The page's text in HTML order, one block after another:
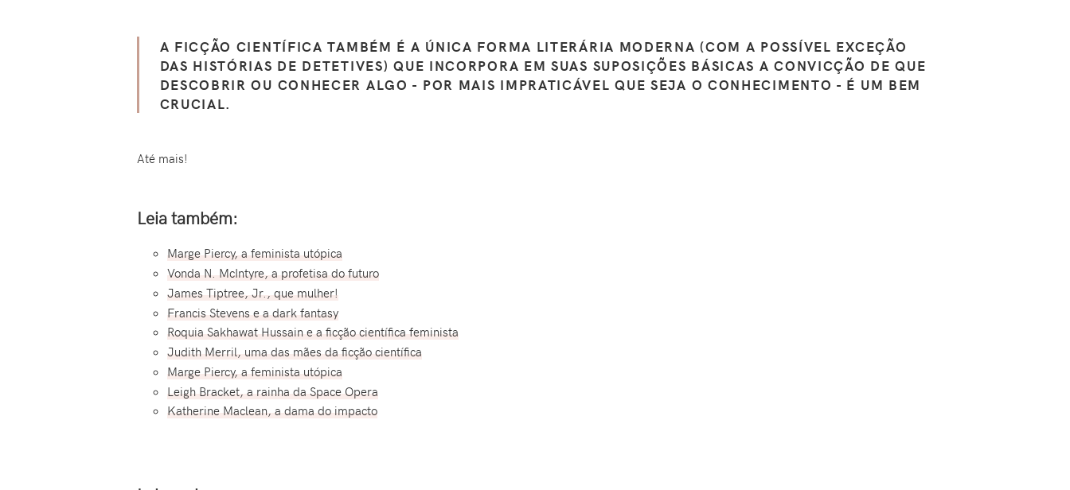
A FICÇÃO CIENTÍFICA TAMBÉM É A ÚNICA FORMA LITERÁRIA MODERNA (COM A POSSÍVEL EXCEÇÃO
DAS HISTÓRIAS DE DETETIVES) QUE INCORPORA EM SUAS SUPOSIÇÕES BÁSICAS A CONVICÇÃO DE QUE
DESCOBRIR OU CONHECER ALGO - POR MAIS IMPRATICÁVEL QUE SEJA O CONHECIMENTO - É UM BEM
CRUCIAL.
Até mais!
Leia também:
Marge Piercy, a feminista utópica
Vonda N. McIntyre, a profetisa do futuro
James Tiptree, Jr., que mulher!
Francis Stevens e a dark fantasy
Roquia Sakhawat Hussain e a ficção científica feminista
Judith Merril, uma das mães da ficção científica
Marge Piercy, a feminista utópica
Leigh Bracket, a rainha da Space Opera
Katherine Maclean, a dama do impacto